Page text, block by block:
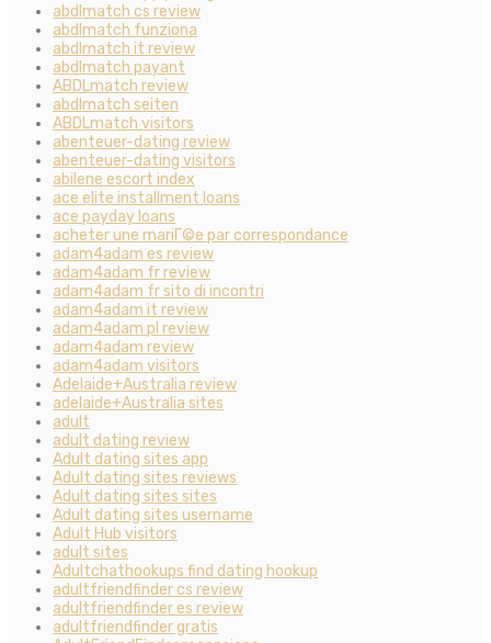
abdlmatch cs review
abdlmatch funziona
abdlmatch it review
abdlmatch payant
ABDLmatch review
abdlmatch seiten
ABDLmatch visitors
abenteuer-dating review
abenteuer-dating visitors
abilene escort index
ace elite installment loans
ace payday loans
acheter une mariГ©e par correspondance
adam4adam es review
adam4adam fr review
adam4adam fr sito di incontri
adam4adam it review
adam4adam pl review
adam4adam review
adam4adam visitors
Adelaide+Australia review
adelaide+Australia sites
adult
adult dating review
Adult dating sites app
Adult dating sites reviews
Adult dating sites sites
Adult dating sites username
Adult Hub visitors
adult sites
Adultchathookups find dating hookup
adultfriendfinder cs review
adultfriendfinder es review
adultfriendfinder gratis